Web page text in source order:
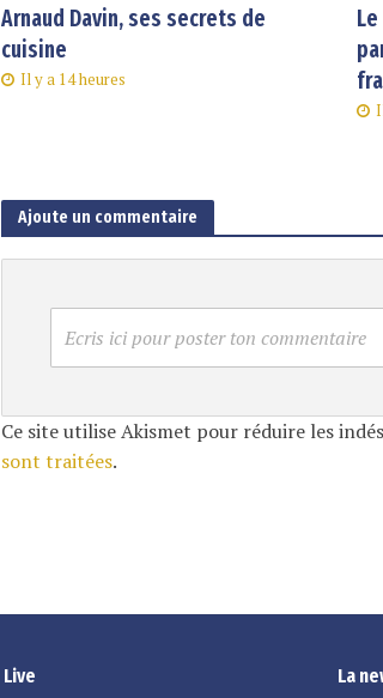
Arnaud Davin, ses secrets de
cuisine
Il y a 14 heures
Ajoute un commentaire
Ecris ici pour poster ton commentaire
Ce site utilise Akismet pour réduire les
sont traitées.
Live La